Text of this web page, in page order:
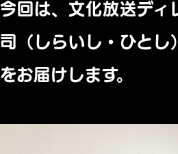
今回は、文化放送ディ
司（しらいし・ひとし
をお届けします。